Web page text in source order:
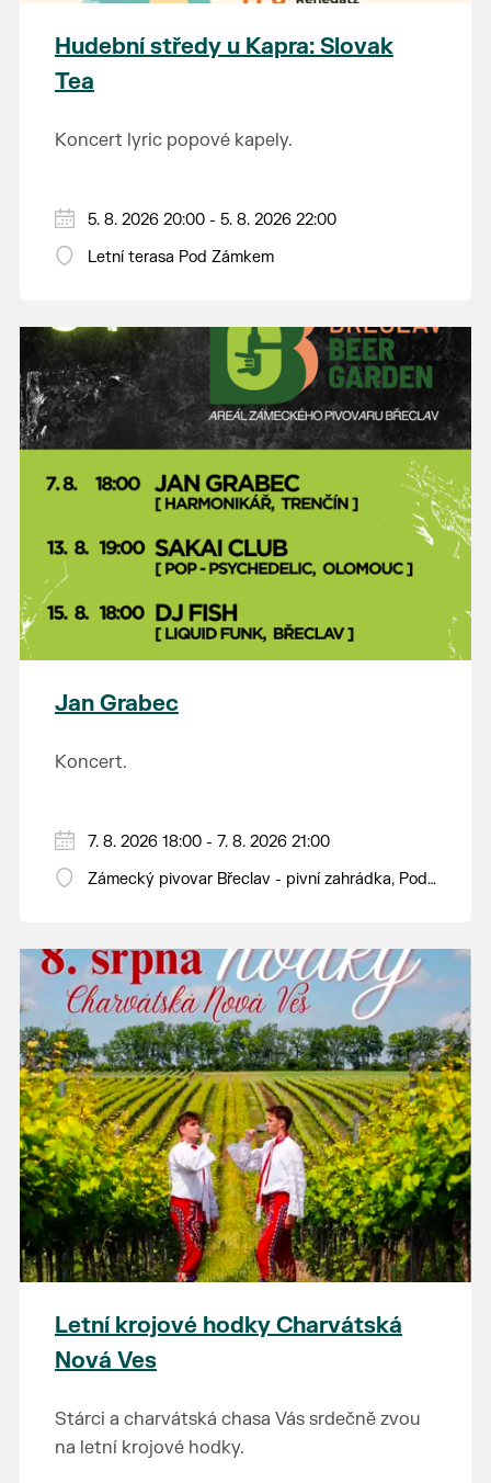
Hudební středy u Kapra: Slovak
Tea
Koncert lyric popové kapely.
5. 8. 2026 20:00 - 5. 8. 2026 22:00
Letní terasa Pod Zámkem
Jan Grabec
Koncert.
7. 8. 2026 18:00 - 7. 8. 2026 21:00
Zámecký pivovar Břeclav - pivní zahrádka, Pod
Letní krojové hodky Charvátská
Nová Ves
Stárci a charvátská chasa Vás srdečně zvou
na letní krojové hodky.